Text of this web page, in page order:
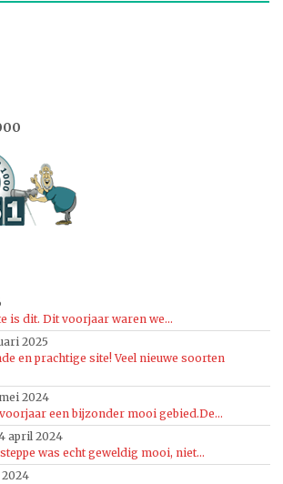
is dit. Dit voorjaar waren we...
2025
en prachtige site! Veel nieuwe soorten
2024
een bijzonder mooi gebied.De...
april 2024
was echt geweldig mooi, niet...